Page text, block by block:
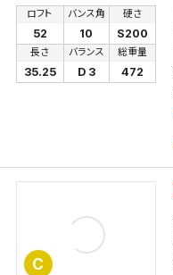
ロフト
52
バンス角
10
硬さ
S200
長さ
35.25
バランス
D 3
総重量
472
C